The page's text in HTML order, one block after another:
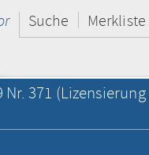
Suche Merkliste
371